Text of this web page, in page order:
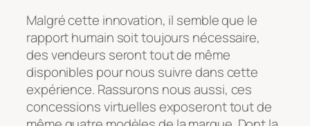
Malgré cette innovation, il semble que le
rapport humain soit toujours nécessaire,
des vendeurs seront tout de même
disponibles pour nous suivre dans cette
expérience. Rassurons nous aussi, ces
concessions virtuelles exposeront tout de